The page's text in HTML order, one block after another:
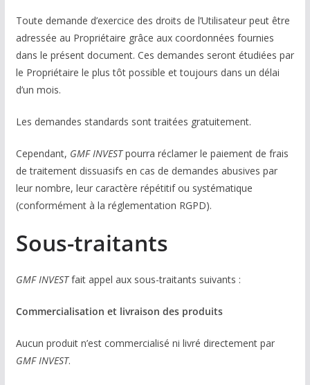
Toute demande d’exercice des droits de l’Utilisateur peut être
adressée au Propriétaire grâce aux coordonnées fournies
dans le présent document. Ces demandes seront étudiées par
le Propriétaire le plus tôt possible et toujours dans un délai
d’un mois.
Les demandes standards sont traitées gratuitement.
Cependant, GMF INVESTpourra réclamer le paiement de frais
de traitement dissuasifs en cas de demandes abusives par
leur nombre, leur caractère répétitif ou systématique
(conformément à la réglementation RGPD).
Sous-traitants
GMF INVESTfait appel aux sous-traitants suivants :
Commercialisation et livraison des produits
Aucun produit n’est commercialisé ni livré directement par
GMF INVEST.